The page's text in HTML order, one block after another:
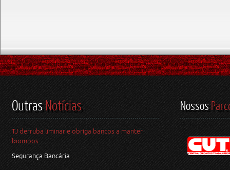
OutrasNotícias
TJ derruba liminar e obriga bancos a manter
biombos
Segurança Bancária
Nossos